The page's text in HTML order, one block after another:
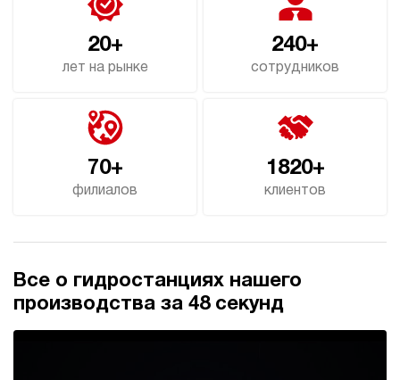
20+
лет на рынке
240+
сотрудников
70+
филиалов
1820+
клиентов
Все о гидростанциях нашего
производства за 48 секунд